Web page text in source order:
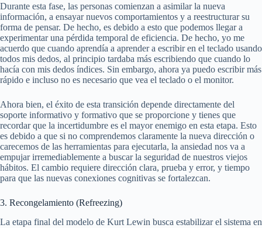
Durante esta fase, las personas comienzan a asimilar la nueva
información, a ensayar nuevos comportamientos y a reestructurar su
forma de pensar. De hecho, es debido a esto que podemos llegar a
experimentar una pérdida temporal de eficiencia. De hecho, yo me
acuerdo que cuando aprendía a aprender a escribir en el teclado usando
todos mis dedos, al principio tardaba más escribiendo que cuando lo
hacía con mis dedos índices. Sin embargo, ahora ya puedo escribir más
rápido e incluso no es necesario que vea el teclado o el monitor.
Ahora bien, el éxito de esta transición depende directamente del
soporte informativo y formativo que se proporcione y tienes que
recordar que la incertidumbre es el mayor enemigo en esta etapa. Esto
es debido a que si no comprendemos claramente la nueva dirección o
carecemos de las herramientas para ejecutarla, la ansiedad nos va a
empujar irremediablemente a buscar la seguridad de nuestros viejos
hábitos. El cambio requiere dirección clara, prueba y error, y tiempo
para que las nuevas conexiones cognitivas se fortalezcan.
3. Recongelamiento (Refreezing)
La etapa final del modelo de Kurt Lewin busca estabilizar el sistema en